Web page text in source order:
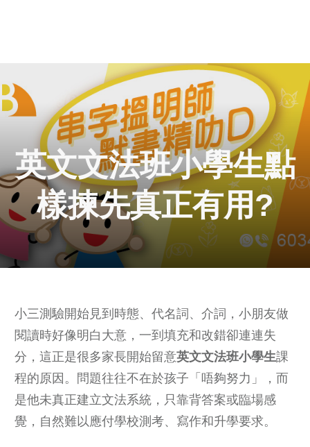
英文文法班小學生點
樣揀先真正有用?
小三測驗開始見到時態、代名詞、介詞，小朋友做
閱讀時好像明白大意，一到填充和改錯卻連連失
分，這正是很多家長開始留意英文文法班小學生課
程的原因。問題往往不在於孩子「唔夠努力」，而
是他未真正建立文法系統，只靠背答案或臨場感
覺，自然難以應付學校測考、寫作和升學要求。